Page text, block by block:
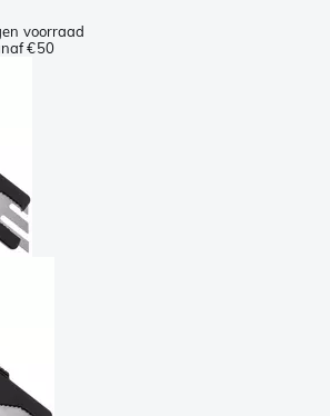
voorraad
€50